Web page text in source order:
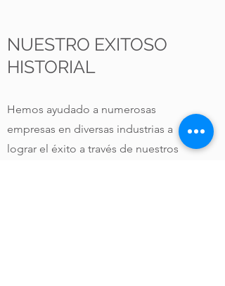
NUESTRO EXITOSO
HISTORIAL
Hemos ayudado a numerosas
empresas en diversas industrias a
lograr el éxito a través de nuestros